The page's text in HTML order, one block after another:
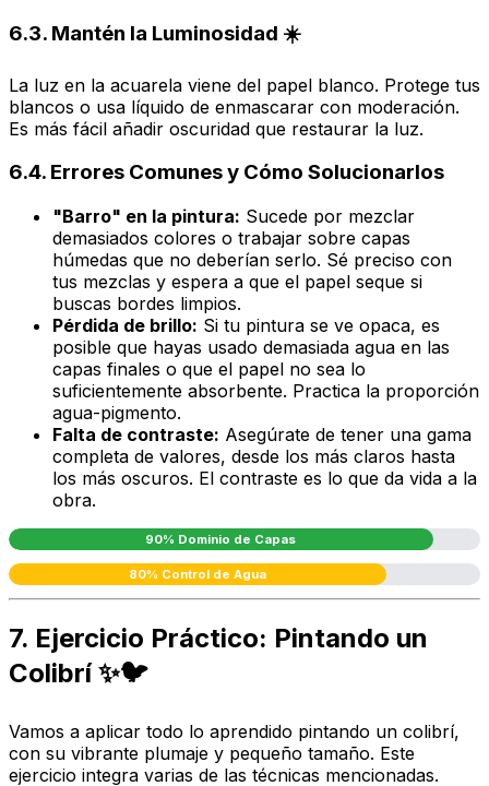
6.3. Mantén la Luminosidad ☀️
La luz en la acuarela viene del papel blanco. Protege tus
blancos o usa líquido de enmascarar con moderación.
Es más fácil añadir oscuridad que restaurar la luz.
6.4. Errores Comunes y Cómo Solucionarlos
"Barro" en la pintura: Sucede por mezclar
demasiados colores o trabajar sobre capas
húmedas que no deberían serlo. Sé preciso con
tus mezclas y espera a que el papel seque si
buscas bordes limpios.
Pérdida de brillo: Si tu pintura se ve opaca, es
posible que hayas usado demasiada agua en las
capas finales o que el papel no sea lo
suficientemente absorbente. Practica la proporción
agua-pigmento.
Falta de contraste: Asegúrate de tener una gama
completa de valores, desde los más claros hasta
los más oscuros. El contraste es lo que da vida a la
obra.
90% Dominio de Capas
80% Control de Agua
7. Ejercicio Práctico: Pintando un
Colibrí ✨🐦
Vamos a aplicar todo lo aprendido pintando un colibrí,
con su vibrante plumaje y pequeño tamaño. Este
ejercicio integra varias de las técnicas mencionadas.